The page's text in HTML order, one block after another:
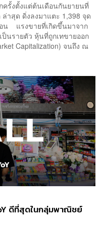
รั้งตั้งแต่ต้นเดือนกันยายนที่
าสุด ดิ่งลงมาแตะ 1,398 จุด
อน แรงขายที่เกิดขึ้นมาจาก
นรายตัว หุ้นที่ถูกเทขายออก
Capitalization) จนถึง ณ
ดีที่สุดในกลุ่มพาณิชย์